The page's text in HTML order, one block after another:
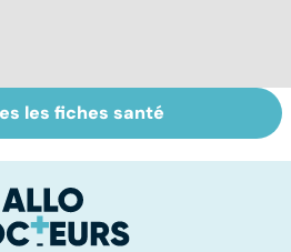
Mélanome : le
plus redouté des
peau
les fiches santé